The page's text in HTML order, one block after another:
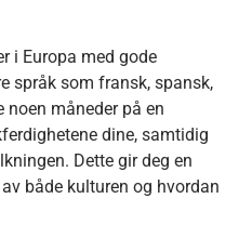
i Europa med gode
språk som fransk, spansk,
noen måneder på en
dine, samtidig
Dette gir deg en
både kulturen og hvordan